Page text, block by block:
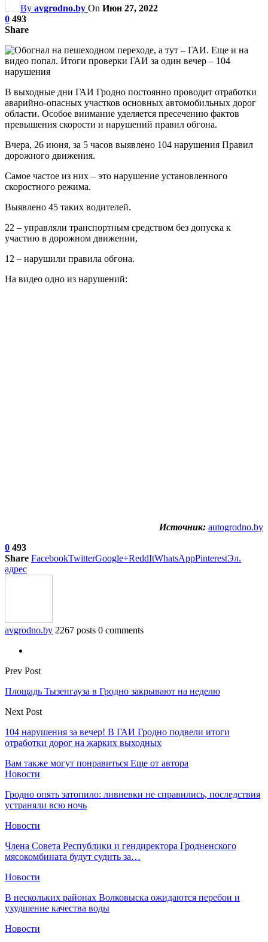
By avgrodno.by On Июн 27, 2022
0 493
Share
В выходные дни ГАИ Гродно постоянно проводит отработки
аварийно-опасных участков основных автомобильных дорог
области. Особое внимание уделяется пресечению фактов
превышения скорости и нарушений правил обгона.
Вчера, 26 июня, за 5 часов выявлено 104 нарушения Правил
дорожного движения.
Самое частое из них – это нарушение установленного
скоростного режима.
Выявлено 45 таких водителей.
22 – управляли транспортным средством без допуска к
участию в дорожном движении,
12 – нарушили правила обгона.
На видео одно из нарушений:
Источник: autogrodno.by
0 493
Share FacebookTwitterGoogle+ReddItWhatsAppPinterestЭл.
адрес
avgrodno.by 2267 posts 0 comments
Prev Post
Площадь Тызенгауза в Гродно закрывают на неделю
Next Post
104 нарушения за вечер! В ГАИ Гродно подвели итоги
отработки дорог на жарких выходных
Вам также могут понравиться Еще от автора
Новости
Гродно опять затопило: ливневки не справились, последствия
устраняли всю ночь
Новости
Члена Совета Республики и гендиректора Гродненского
мясокомбината будут судить за…
Новости
В нескольких районах Волковыска ожидаются перебои и
ухудшение качества воды
Новости